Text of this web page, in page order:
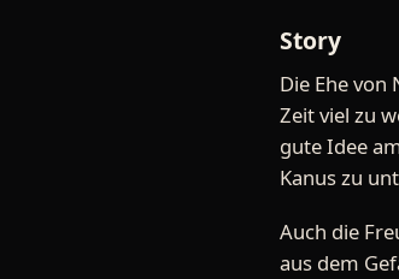
Story
Die Ehe von
Zeit viel zu
gute Idee
Kanus zu
Auch die
aus dem